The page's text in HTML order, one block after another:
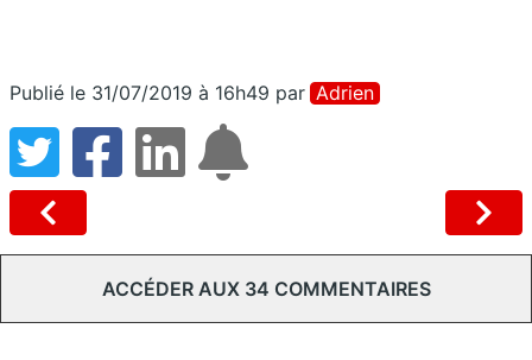
Publié le 31/07/2019 à 16h49 par Adrien
ACCÉDER AUX 34 COMMENTAIRES